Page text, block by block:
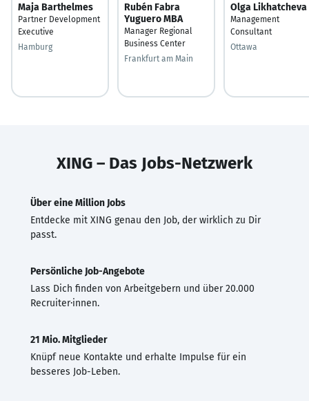
Maja Barthelmes
Partner Development
Executive
Hamburg
Rubén Fabra
Yuguero MBA
Manager Regional
Business Center
Frankfurt am Main
Olga Likhatcheva
Management
Consultant
Ottawa
XING – Das Jobs-Netzwerk
Über eine Million Jobs
Entdecke mit XING genau den Job, der wirklich zu Dir
passt.
Persönliche Job-Angebote
Lass Dich finden von Arbeitgebern und über 20.000
Recruiter·innen.
21 Mio. Mitglieder
Knüpf neue Kontakte und erhalte Impulse für ein
besseres Job-Leben.